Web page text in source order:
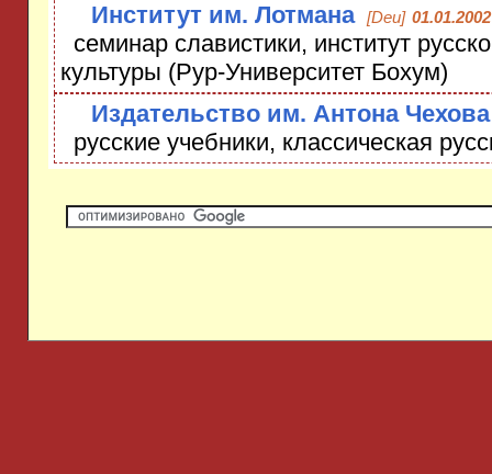
Институт им. Лотмана
[Deu] 01.01.2002
семинар славистики, институт
культуры (Рур-Университет Бохум)
Издательство им. Антона
русские учебники, классическая